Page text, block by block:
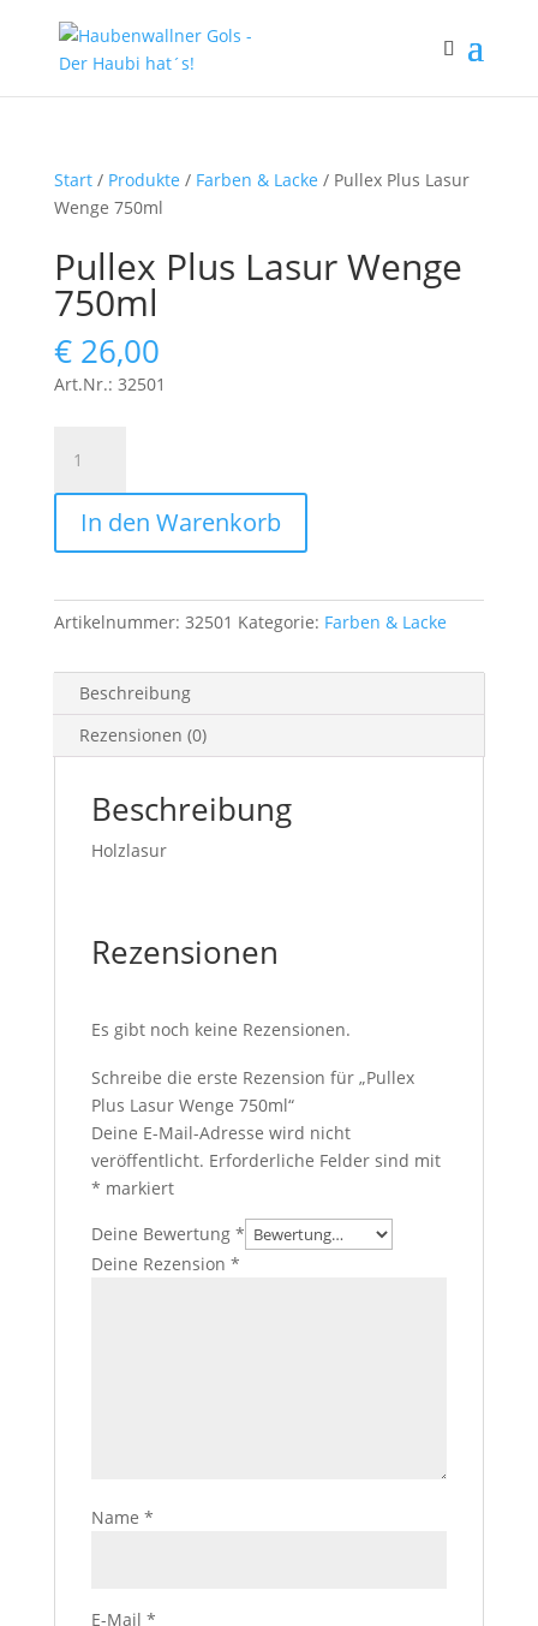
Start/ Produkte / Farben & Lacke / Pullex Plus Lasur
Wenge 750ml
Pullex Plus Lasur Wenge
750ml
€26,00
Art.Nr.: 32501
Plus
Lasur
Wenge
750ml
In den Warenkorb
Artikelnummer: 32501 Kategorie: Farben & Lacke
Beschreibung
Rezensionen (0)
Beschreibung
Holzlasur
Rezensionen
Es gibt noch keine Rezensionen.
Schreibe die erste Rezension für „Pullex
Plus Lasur Wenge 750ml“
Deine E-Mail-Adresse wird nicht
veröffentlicht. Erforderliche Felder sind mit
* markiert
Deine Bewertung *
Deine Rezension *
Name *
E-Mail *